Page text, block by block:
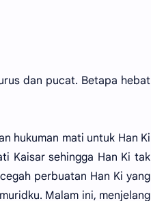
dan pucat. Betapa hebat
hukuman mati untuk Han Ki
Kaisar sehingga Han Ki tak
perbuatan Han Ki yang
Malam ini, menjelang